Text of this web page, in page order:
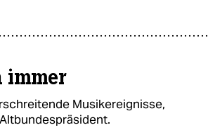
immer
Musikereignisse,